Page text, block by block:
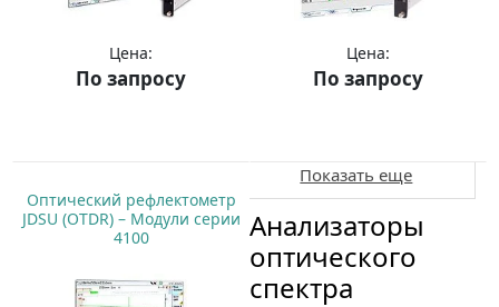
Цена:
По запросу
Цена:
По запросу
Оптический рефлектометр
JDSU (OTDR) – Модули серии
4100
Показать еще
Анализаторы
оптического
спектра